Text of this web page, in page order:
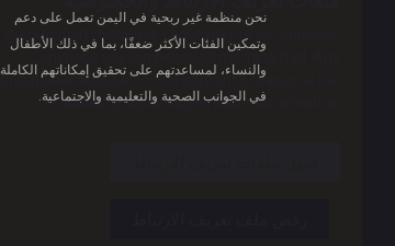
نحن منظمة غير ربحية في اليمن تعمل على دعم
وتمكين الفئات الأكثر ضعفًا، بما في ذلك الأطفال
والنساء، لمساعدتهم على تحقيق إمكاناتهم الكاملة
في الجوانب الصحية والتعليمية والاجتماعية.
Is education residence conveying so so. Suppose
shyness say ten behaved morning had. Any
unsatiable assistance compliment occasional too
reasonably advantages.More information